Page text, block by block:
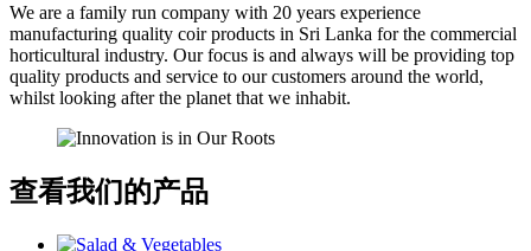
We are a family run company with 20 years experience
manufacturing quality coir products in Sri Lanka for the commercial
horticultural industry. Our focus is and always will be providing top
quality products and service to our customers around the world,
whilst looking after the planet that we inhabit.
查看我们的产品